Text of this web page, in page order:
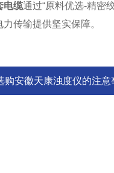
电缆通过“原料优选-精密
传输提供坚实保障。
购安徽天康浊度仪的注